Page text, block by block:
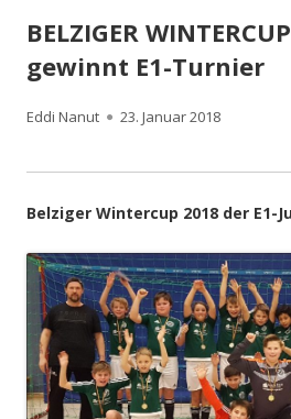
BELZIGER
gewinnt E1-Turnier
Autor
Eddi Nanut
Veröffentlicht
23. Januar 2018
Belziger Wintercup 2018 der E1-